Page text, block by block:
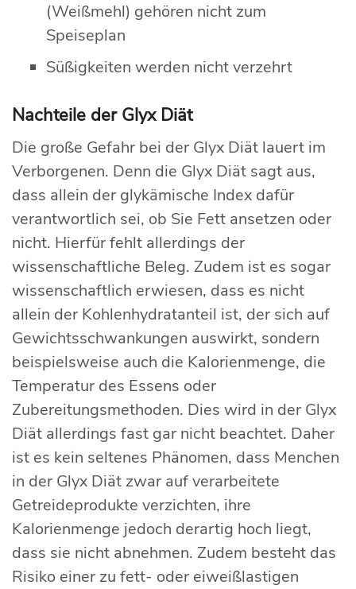
(Weißmehl) gehören nicht zum
Speiseplan
Süßigkeiten werden nicht verzehrt
Nachteile der Glyx Diät
Die große Gefahr bei der Glyx Diät lauert im
Verborgenen. Denn die Glyx Diät sagt aus,
dass allein der glykämische Index dafür
verantwortlich sei, ob Sie Fett ansetzen oder
nicht. Hierfür fehlt allerdings der
wissenschaftliche Beleg. Zudem ist es sogar
wissenschaftlich erwiesen, dass es nicht
allein der Kohlenhydratanteil ist, der sich auf
Gewichtsschwankungen auswirkt, sondern
beispielsweise auch die Kalorienmenge, die
Temperatur des Essens oder
Zubereitungsmethoden. Dies wird in der Glyx
Diät allerdings fast gar nicht beachtet. Daher
ist es kein seltenes Phänomen, dass Menchen
in der Glyx Diät zwar auf verarbeitete
Getreideprodukte verzichten, ihre
Kalorienmenge jedoch derartig hoch liegt,
dass sie nicht abnehmen. Zudem besteht das
Risiko einer zu fett- oder eiweißlastigen